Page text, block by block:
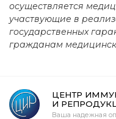
осуществляется
участвующие в
государственных
гражданам
ЦЕНТР
И
Ваша надежная